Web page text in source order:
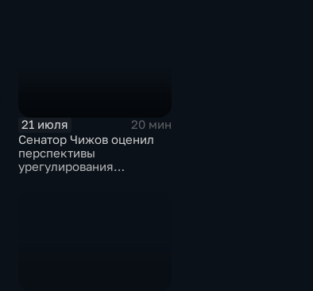
21 июля
20 мин
Сенатор Чижов оценил
перспективы
урегулирования